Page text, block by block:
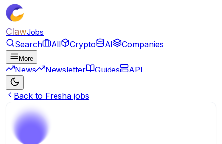
ClawJobs
Search All Crypto AI Companies
More
News Newsletter Guides API
Back to Fresha jobs